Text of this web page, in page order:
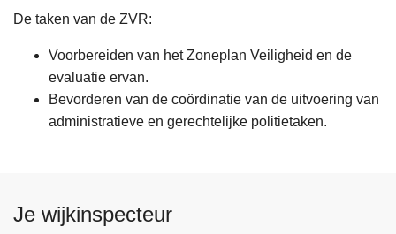
De taken van de ZVR:
Voorbereiden van het Zoneplan Veiligheid en de
evaluatie ervan.
Bevorderen van de coördinatie van de uitvoering van
administratieve en gerechtelijke politietaken.
Je wijkinspecteur